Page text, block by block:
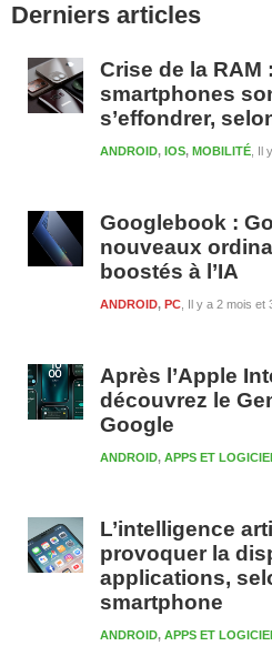
latérale
Derniers articles
Crise de la RAM
smartphones
s’effondrer,
Il
ANDROID, IOS, MOBILITÉ
Googlebook :
nouveaux
boostés à l’IA
Il y a 2 mois et
ANDROID, PC
Après l’Apple
découvrez le
Google
ANDROID, APPS ET
L’intelligence
provoquer la
applications,
smartphone
ANDROID, APPS ET